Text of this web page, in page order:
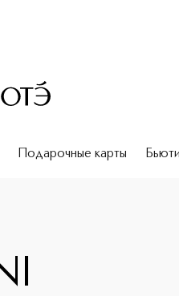
Подарочные карты